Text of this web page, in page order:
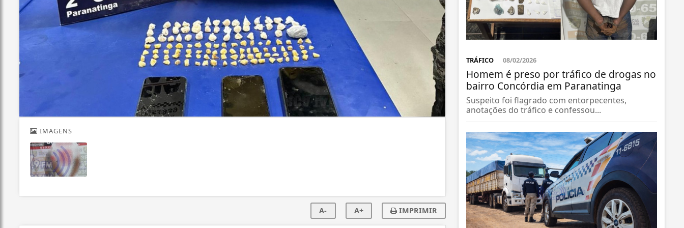
IMAGENS
A- A+ IMPRIMIR
TRÁFICO 08/02/2026
Homem é preso por tráfico de drogas no
bairro Concórdia em Paranatinga
Suspeito foi flagrado com entorpecentes,
anotações do tráfico e confessou...